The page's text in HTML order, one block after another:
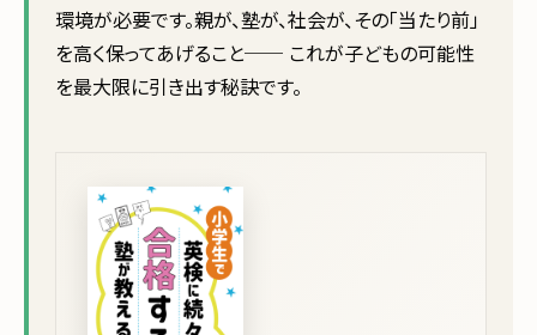
環境が必要です。親が、塾が、社会が、その「当たり前」
を高く保ってあげること── これが子どもの可能性
を最大限に引き出す秘訣です。